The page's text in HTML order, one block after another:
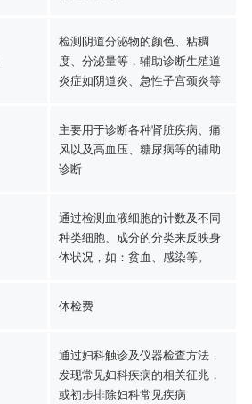
检测阴道分泌物的颜色、粘稠
度、分泌量等，辅助诊断生殖道
炎症如阴道炎、急性子宫颈炎等
主要用于诊断各种肾脏疾病、痛
风以及高血压、糖尿病等的辅助
诊断
通过检测血液细胞的计数及不同
种类细胞、成分的分类来反映身
体状况，如：贫血、感染等。
体检费
通过妇科触诊及仪器检查方法，
发现常见妇科疾病的相关征兆，
或初步排除妇科常见疾病